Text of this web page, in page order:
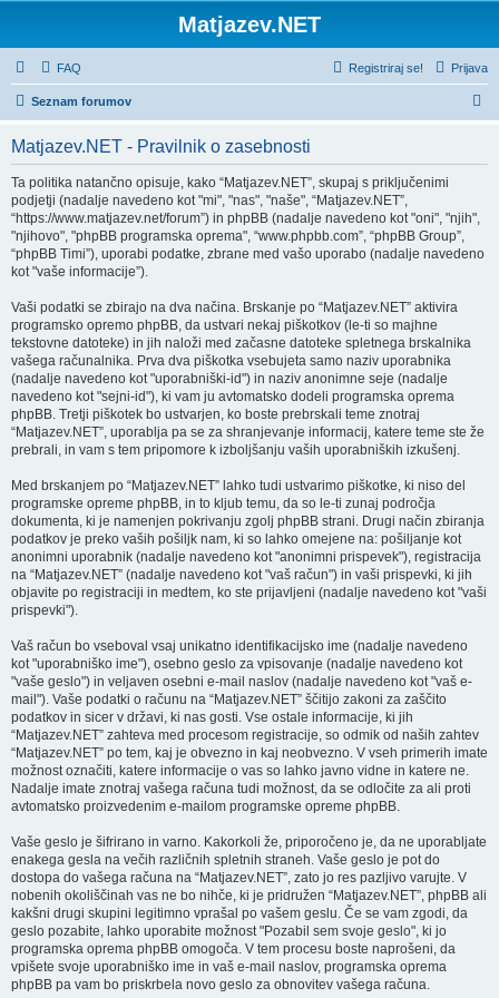
Matjazev.NET
FAQ Prijava
Registriraj se!
Seznam forumov
Matjazev.NET - Pravilnik o zasebnosti
Ta politika natančno opisuje, kako “Matjazev.NET”, skupaj s priključenimi
podjetji (nadalje navedeno kot "mi", "nas", "naše", “Matjazev.NET”,
“https://www.matjazev.net/forum”) in phpBB (nadalje navedeno kot "oni", "njih",
"njihovo", "phpBB programska oprema", “www.phpbb.com”, “phpBB Group”,
“phpBB Timi”), uporabi podatke, zbrane med vašo uporabo (nadalje navedeno
kot "vaše informacije”).
Vaši podatki se zbirajo na dva načina. Brskanje po “Matjazev.NET” aktivira
programsko opremo phpBB, da ustvari nekaj piškotkov (le-ti so majhne
tekstovne datoteke) in jih naloži med začasne datoteke spletnega brskalnika
vašega računalnika. Prva dva piškotka vsebujeta samo naziv uporabnika
(nadalje navedeno kot "uporabniški-id") in naziv anonimne seje (nadalje
navedeno kot "sejni-id"), ki vam ju avtomatsko dodeli programska oprema
phpBB. Tretji piškotek bo ustvarjen, ko boste prebrskali teme znotraj
“Matjazev.NET”, uporablja pa se za shranjevanje informacij, katere teme ste že
prebrali, in vam s tem pripomore k izboljšanju vaših uporabniških izkušenj.
Med brskanjem po “Matjazev.NET” lahko tudi ustvarimo piškotke, ki niso del
programske opreme phpBB, in to kljub temu, da so le-ti zunaj področja
dokumenta, ki je namenjen pokrivanju zgolj phpBB strani. Drugi način zbiranja
podatkov je preko vaših pošiljk nam, ki so lahko omejene na: pošiljanje kot
anonimni uporabnik (nadalje navedeno kot "anonimni prispevek"), registracija
na “Matjazev.NET” (nadalje navedeno kot "vaš račun") in vaši prispevki, ki jih
objavite po registraciji in medtem, ko ste prijavljeni (nadalje navedeno kot "vaši
prispevki").
Vaš račun bo vseboval vsaj unikatno identifikacijsko ime (nadalje navedeno
kot "uporabniško ime"), osebno geslo za vpisovanje (nadalje navedeno kot
"vaše geslo") in veljaven osebni e-mail naslov (nadalje navedeno kot "vaš e-
mail"). Vaše podatki o računu na “Matjazev.NET” ščitijo zakoni za zaščito
podatkov in sicer v državi, ki nas gosti. Vse ostale informacije, ki jih
“Matjazev.NET” zahteva med procesom registracije, so odmik od naših zahtev
“Matjazev.NET” po tem, kaj je obvezno in kaj neobvezno. V vseh primerih imate
možnost označiti, katere informacije o vas so lahko javno vidne in katere ne.
Nadalje imate znotraj vašega računa tudi možnost, da se odločite za ali proti
avtomatsko proizvedenim e-mailom programske opreme phpBB.
Vaše geslo je šifrirano in varno. Kakorkoli že, priporočeno je, da ne uporabljate
enakega gesla na večih različnih spletnih straneh. Vaše geslo je pot do
dostopa do vašega računa na “Matjazev.NET”, zato jo res pazljivo varujte. V
nobenih okoliščinah vas ne bo nihče, ki je pridružen “Matjazev.NET”, phpBB ali
kakšni drugi skupini legitimno vprašal po vašem geslu. Če se vam zgodi, da
geslo pozabite, lahko uporabite možnost "Pozabil sem svoje geslo", ki jo
programska oprema phpBB omogoča. V tem procesu boste naprošeni, da
vpišete svoje uporabniško ime in vaš e-mail naslov, programska oprema
phpBB pa vam bo priskrbela novo geslo za obnovitev vašega računa.